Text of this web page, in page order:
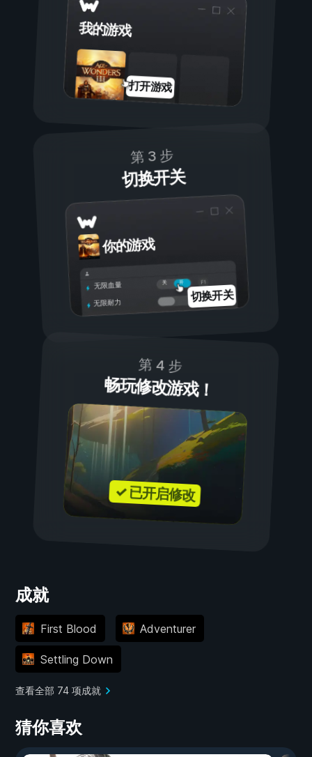
我的游戏
打开游戏
第 3 步
切换开关
你的游戏
开
关
无限血量
无限耐力
切换开关
第 4 步
畅玩修改游戏！
✓ 已开启修改
成就
First Blood Adventurer
Settling Down
查看全部 74 项成就
猜你喜欢